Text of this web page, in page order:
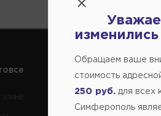
Продажа запчастей на
Обращаем ваше
стоимость
250 руб. для всех
Симферополь